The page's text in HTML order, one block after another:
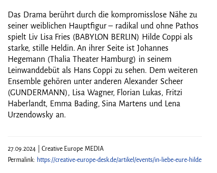
Das Drama berührt durch die kompromisslose Nähe zu
seiner weiblichen Hauptfigur – radikal und ohne Pathos
spielt Liv Lisa Fries (BABYLON BERLIN) Hilde Coppi als
starke, stille Heldin. An ihrer Seite ist Johannes
Hegemann (Thalia Theater Hamburg) in seinem
Leinwanddebüt als Hans Coppi zu sehen. Dem weiteren
Ensemble gehören unter anderen Alexander Scheer
(GUNDERMANN), Lisa Wagner, Florian Lukas, Fritzi
Haberlandt, Emma Bading, Sina Martens und Lena
Urzendowsky an.
27.09.2024 | Creative Europe MEDIA
Permalink: https://creative-europe-desk.de/artikel/events/in-liebe-eure-hilde